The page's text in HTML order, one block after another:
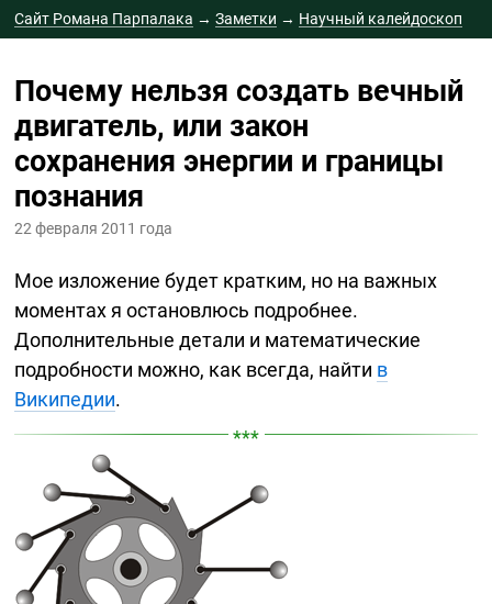
Сайт Романа Парпалака →Заметки → Научный калейдоскоп
сохранения энергии и границы познания
Почему нельзя создать вечный
двигатель, или закон
сохранения энергии и границы
познания
22 февраля 2011 года
Мое изложение будет кратким, но на важных
моментах я остановлюсь подробнее.
Дополнительные детали и математические
подробности можно, как всегда, найти в
Википедии.